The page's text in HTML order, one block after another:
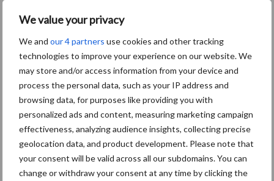
We value your privacy
We and our 4 partners use cookies and other tracking
technologies to improve your experience on our website. We
may store and/or access information from your device and
process the personal data, such as your IP address and
browsing data, for purposes like providing you with
personalized ads and content, measuring marketing campaign
effectiveness, analyzing audience insights, collecting precise
geolocation data, and product development. Please note that
your consent will be valid across all our subdomains. You can
change or withdraw your consent at any time by clicking the
Maak uw keuze
Machines Duurzaamheid